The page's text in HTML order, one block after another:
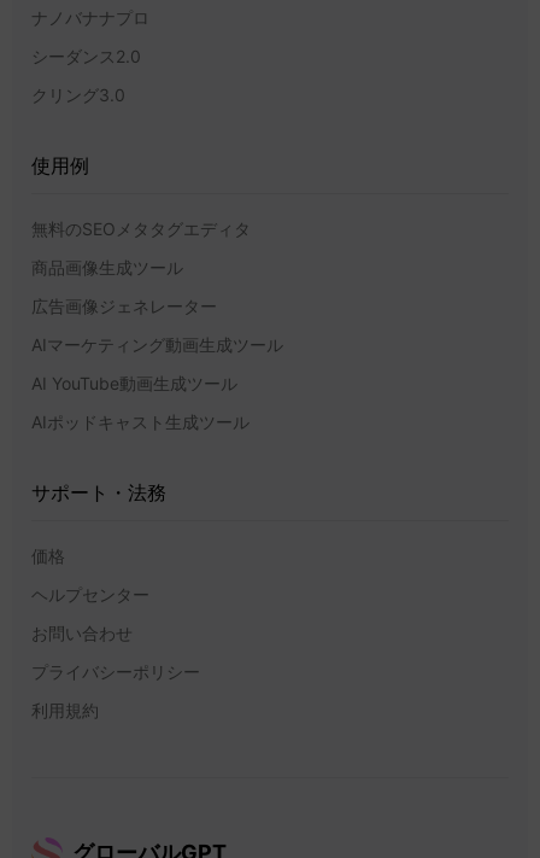
ナノバナナプロ
シーダンス2.0
クリング3.0
使用例
無料のSEOメタタグエディタ
商品画像生成ツール
広告画像ジェネレーター
AIマーケティング動画生成ツール
AI YouTube動画生成ツール
AIポッドキャスト生成ツール
サポート・法務
価格
ヘルプセンター
お問い合わせ
プライバシーポリシー
利用規約